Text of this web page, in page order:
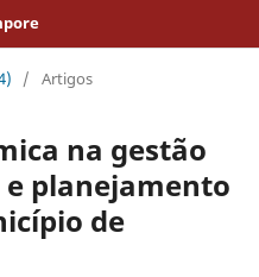
/ Artigos
na gestão
planejamento
de